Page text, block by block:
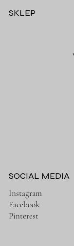
SKLEP
SOCIAL MEDIA
Instagram
Facebook
Pinterest